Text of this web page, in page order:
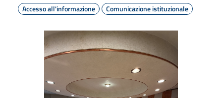
Accesso all'informazione
Comunicazione istituzionale